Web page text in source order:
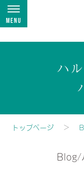
Menu
ハ
トップページ
Blog/